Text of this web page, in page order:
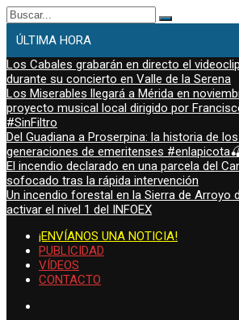
Buscar:
ÚLTIMA HORA
Los Cabales grabarán en directo el
durante su concierto en Valle de la Serena
Los Miserables llegará a Mérida en
proyecto musical local dirigido por
#SinFiltro
Del Guadiana a Proserpina: la historia de
generaciones de emeritenses
El incendio declarado en una parcela del
sofocado tras la rápida intervención
Un incendio forestal en la Sierra de Arroyo
activar el nivel 1 del INFOEX
¡ENVÍANOS UNA NOTICIA!
PUBLICIDAD
VÍDEOS
CONTACTO